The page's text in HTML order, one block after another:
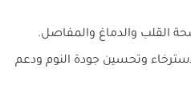
القلب والدماغ والمفاصل.
وتحسين جودة النوم ودعم